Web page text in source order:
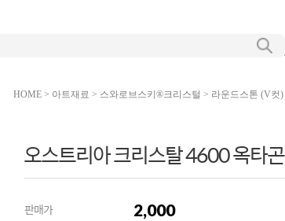
HOME> 아트재료 > 스와로브스키®크리스털 > 라운드스톤 (V컷)
오스트리아 크리스탈 4600 옥타
판매가 2,000